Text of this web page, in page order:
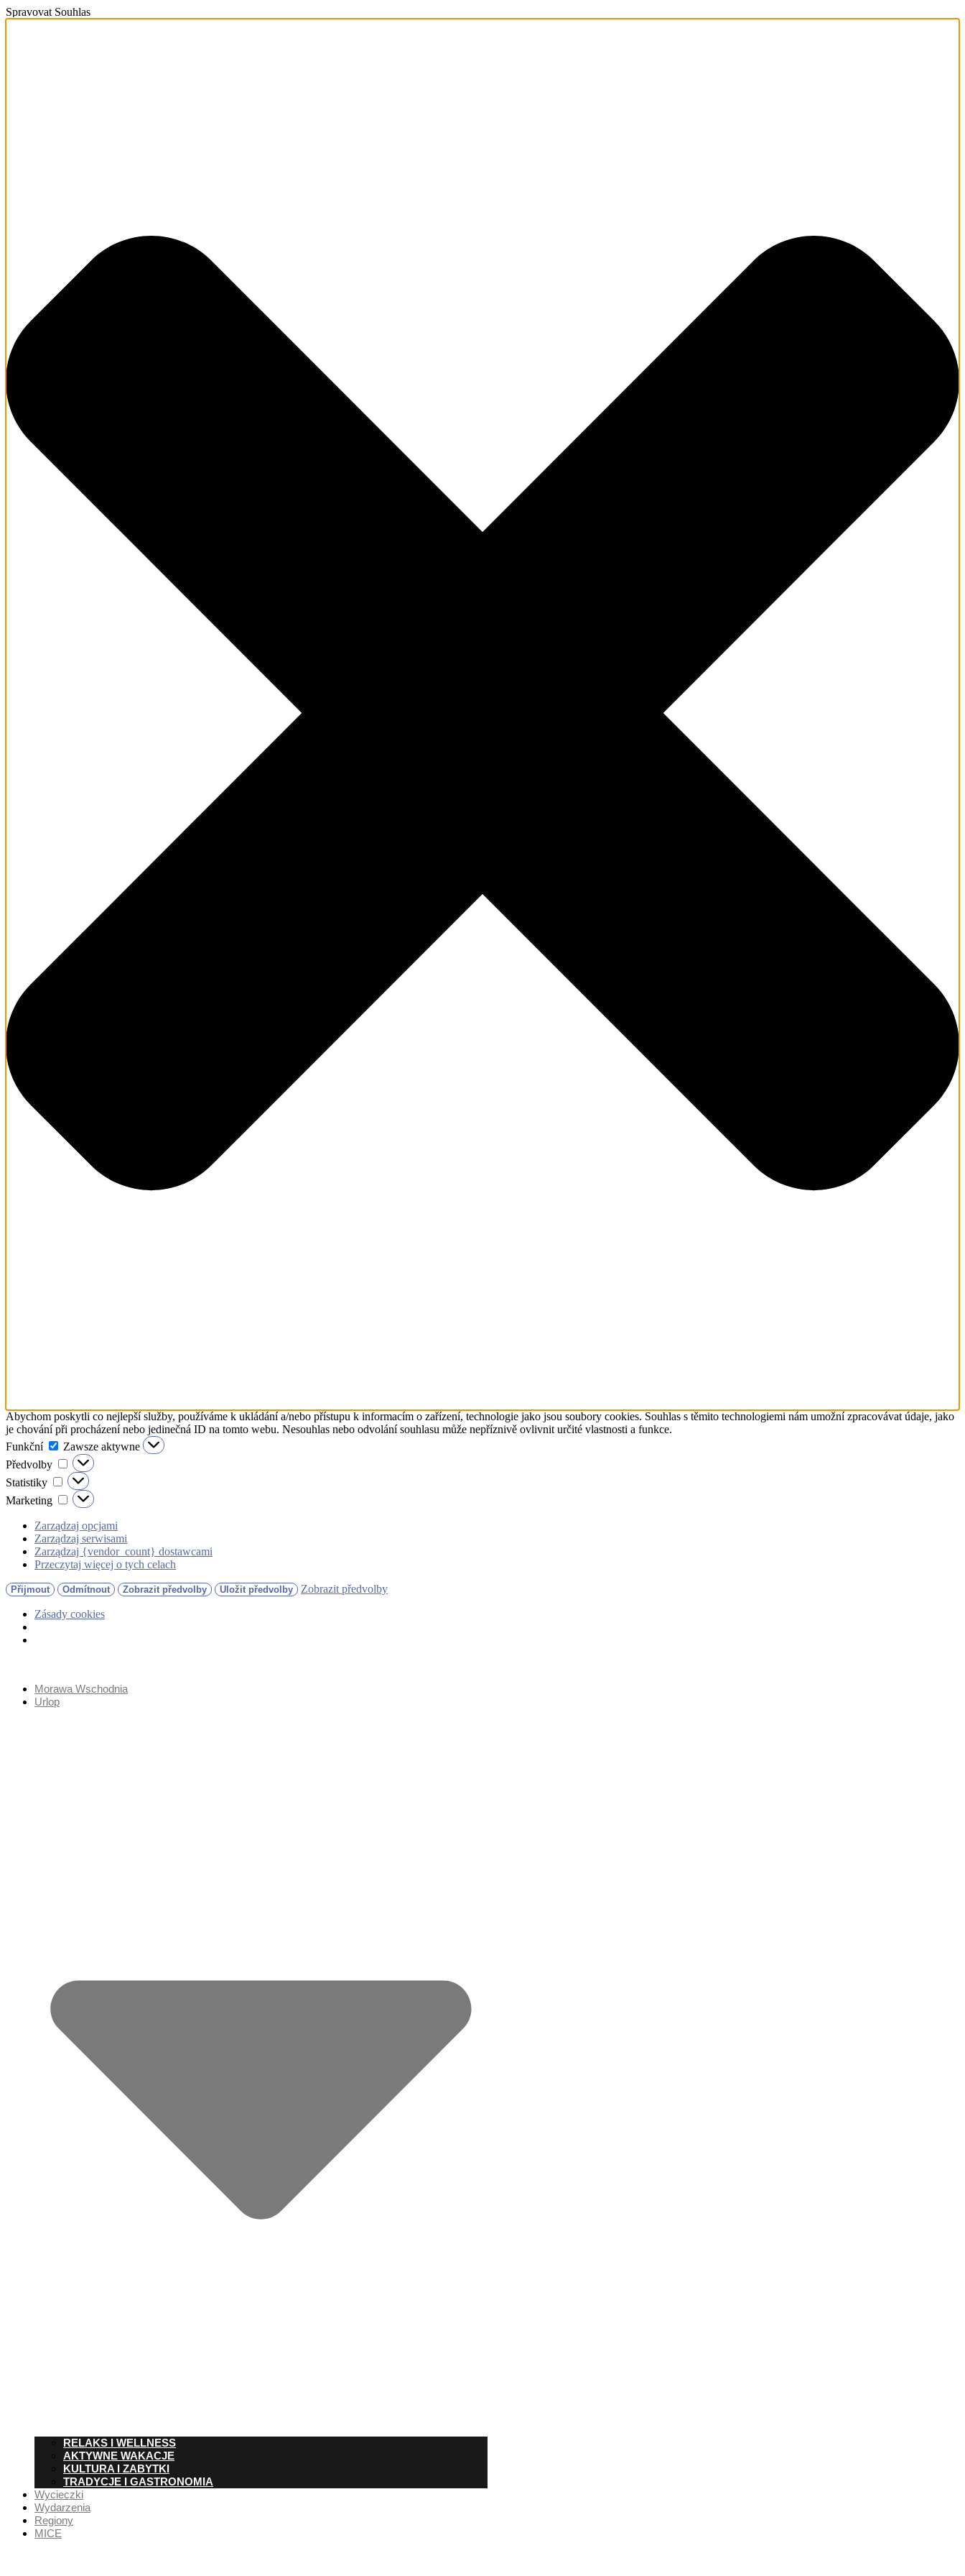
Spravovat Souhlas
Abychom poskytli co nejlepší služby, používáme k ukládání a/nebo přístupu k informacím o zařízení, technologie jako jsou soubory cookies. Souhlas s těmito technologiemi nám umožní zpracovávat údaje, jako
je chování při procházení nebo jedinečná ID na tomto webu. Nesouhlas nebo odvolání souhlasu může nepříznivě ovlivnit určité vlastnosti a funkce.
Funkční
Funkční
Zawsze aktywne
Předvolby
Předvolby
Statistiky
Statistiky
Marketing
Marketing
Zarządzaj opcjami
Zarządzaj serwisami
Zarządzaj {vendor_count} dostawcami
Przeczytaj więcej o tych celach
Přijmout Odmítnout Zobrazit předvolby Uložit předvolby Zobrazit předvolby
Zásady cookies
treści
Morawa Wschodnia
Urlop
RELAKS I WELLNESS
AKTYWNE WAKACJE
KULTURA I ZABYTKI
TRADYCJE I GASTRONOMIA
Wycieczki
Wydarzenia
Regiony
MICE